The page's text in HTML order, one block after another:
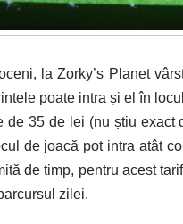
la Zorky’s Planet
poate intra și el în
de 35 de lei (nu știu exact
de joacă pot intra atât
de timp, pentru acest
zilei.